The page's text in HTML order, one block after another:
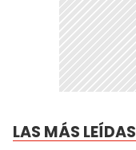
LAS MÁS LEÍDAS